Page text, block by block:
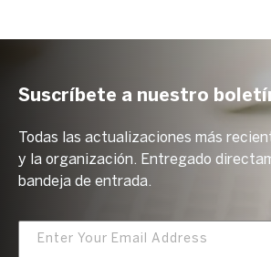
Suscríbete a nuestro
Todas las actualizaciones más
y la organización. Entregado
bandeja de entrada.